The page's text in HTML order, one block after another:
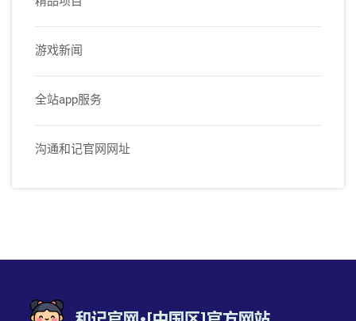
游戏新闻
全站app服务
沟通和记官网网址